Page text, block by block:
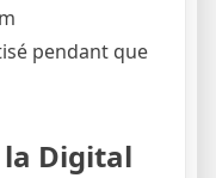
pendant que
Digital